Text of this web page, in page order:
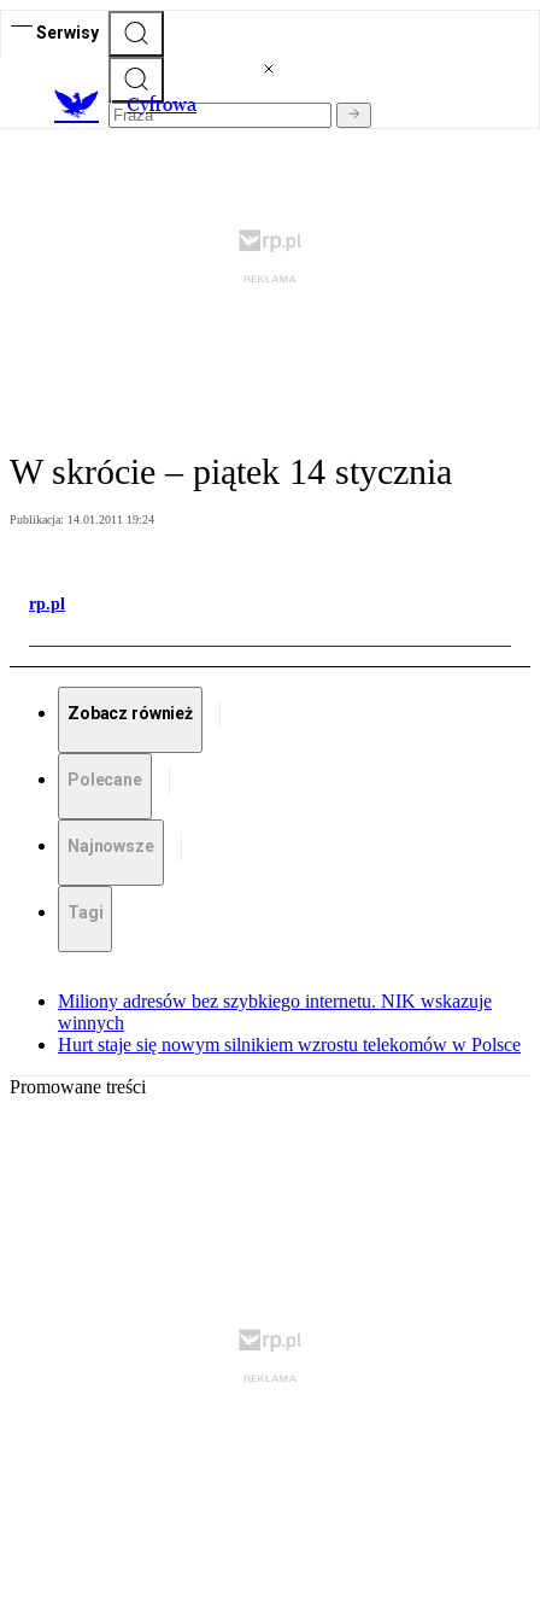
Serwisy
Cyfrowa
W skrócie – piątek 14 stycznia
Publikacja: 14.01.2011 19:24
rp.pl
Zobacz również
Polecane
Najnowsze
Tagi
Miliony adresów bez szybkiego internetu. NIK wskazuje
winnych
Hurt staje się nowym silnikiem wzrostu telekomów w Polsce
Promowane treści